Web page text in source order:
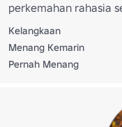
perkemahan rahasia
Kelangkaan
Menang Kemarin
Pernah Menang